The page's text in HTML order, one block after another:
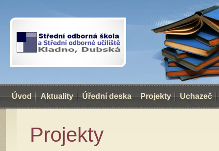
Úvod Aktuality Úřední deska Projekty Uchazeč
Projekty